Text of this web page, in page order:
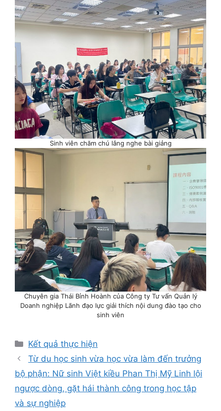
Sinh viên chăm chú lắng nghe bài giảng
Chuyên gia Thái Bỉnh Hoành của Công ty Tư vấn Quản lý
Doanh nghiệp Lãnh đạo lực giải thích nội dung đào tạo cho
sinh viên
Danh
mục
Kết quả thực hiện
Từ du học sinh vừa học vừa làm đến trưởng
bộ phận: Nữ sinh Việt kiều Phan Thị Mỹ Linh lội
ngược dòng, gặt hái thành công trong học tập
và sự nghiệp